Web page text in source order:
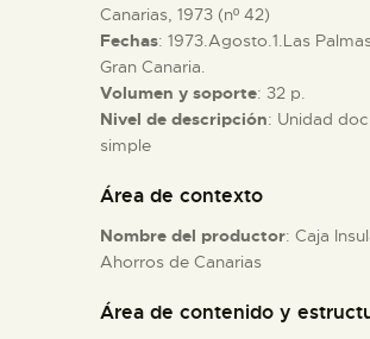
DIDÁCTICA
ESPAÑOL
Canarias, 1973 (nº 42)
Fechas: 1973.Agosto.1.Las
Gran Canaria.
Volumen y soporte: 32 p.
Nivel de descripción: Unidad
simple
Área de contexto
Nombre del productor: Caja
Ahorros de Canarias
Área de contenido y